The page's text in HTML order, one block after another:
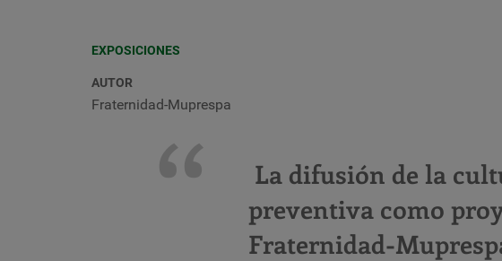
EXPOSICIONES
AUTOR
Fraternidad-Muprespa
La difusión de la
preventiva como
Fraternidad-